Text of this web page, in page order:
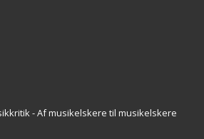
- Af musikelskere til musikelskere